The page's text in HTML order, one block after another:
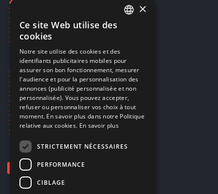
Restauration CD griffés
Réparations & SAV
Smartpoints
Ecogaming
Expédition & retours
Confidentialité
Conditions générales
EA Sport UFC 6
Call of Duty: Modern Warfare 4
Rachat et revente de jeux en cash
ENGLISH
×
Ce site Web utilise des
cookies
Notre site utilise des cookies et des
identifiants publicitaires mobiles pour
assurer son bon fonctionnement, mesurer
l'audience et pour la personnalisation des
annonces (publicité personnalisée et non
personnalisée). Vous pouvez accepter,
refuser ou personnaliser vos choix à tout
moment. En savoir plus dans notre Politique
relative aux cookies. En savoir plus
STRICTEMENT NÉCESSAIRES
PERFORMANCE
CIBLAGE